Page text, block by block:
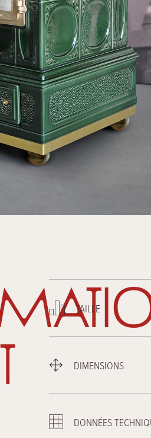
TAILLE
DIMENSIONS
DONNÉES